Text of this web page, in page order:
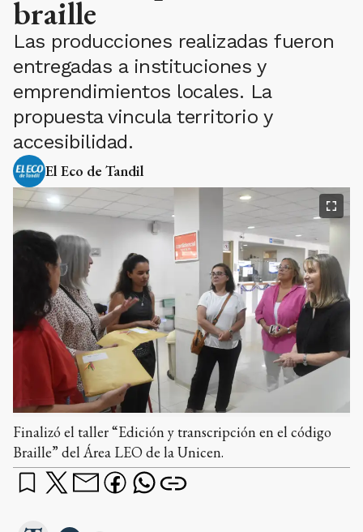
braille
Las producciones realizadas fueron
entregadas a instituciones y
emprendimientos locales. La
propuesta vincula territorio y
accesibilidad.
El Eco de Tandil
Finalizó el taller “Edición y transcripción en el código
Braille” del Área LEO de la Unicen.